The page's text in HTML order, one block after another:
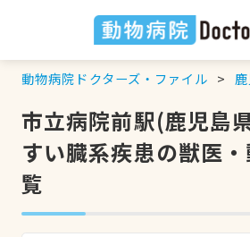
動物病院ドクターズ・ファイル
市立病院前駅(鹿児島
すい臓系疾患の獣医
覧